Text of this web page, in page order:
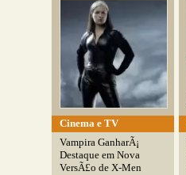
Cinema e TV
Vampira GanharÃ¡
Destaque em Nova
VersÃ£o de X-Men